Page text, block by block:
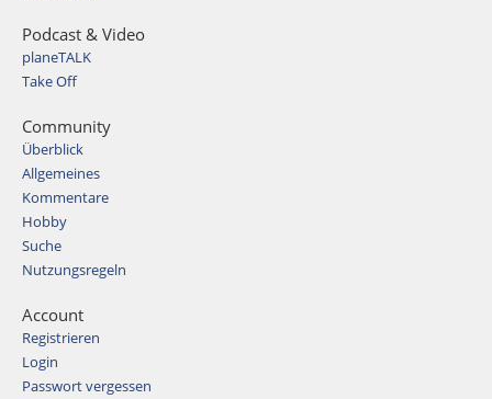
Podcast & Video
planeTALK
Take Off
Community
Überblick
Allgemeines
Kommentare
Hobby
Suche
Nutzungsregeln
Account
Registrieren
Login
Passwort vergessen